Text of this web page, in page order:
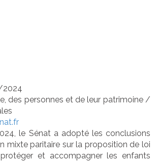
des personnes et de leur patrimoine/
le Sénat a adopté les conclusions
mixte paritaire sur la proposition de loi
et accompagner les enfants